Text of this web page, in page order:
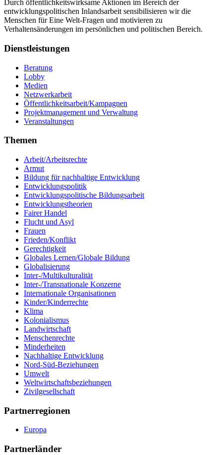
Durch öffentlichkeitswirksame Aktionen im Bereich der
entwicklungspolitischen Inlandsarbeit sensibilisieren wir die
Menschen für Eine Welt-Fragen und motivieren zu
Verhaltensänderungen im persönlichen und politischen Bereich.
Dienstleistungen
Beratung
Lobby
Medien
Netzwerkarbeit
Öffentlichkeitsarbeit/Kampagnen
Projektmanagement und Verwaltung
Veranstaltungen
Themen
Arbeit/Arbeitsrechte
Armut
Bildung für nachhaltige Entwicklung
Entwicklungspolitik
Entwicklungspolitische Bildungsarbeit
Entwicklungstheorien
Fairer Handel
Flucht und Asyl
Frauen
Frieden/Konflikt
Gerechtigkeit
Globales Lernen/Globale Bildung
Globalisierung
Inter-/Multikulturalität
Inter-/Transnationale Konzerne
Internationale Organisationen
Kinder/Kinderrechte
Klima
Kolonialismus
Landwirtschaft
Menschenrechte
Minderheiten
Nachhaltige Entwicklung
Nord-Süd-Beziehungen
Umwelt
Weltwirtschaftsbeziehungen
Zivilgesellschaft
Partnerregionen
Europa
Partnerländer